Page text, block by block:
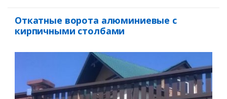
Откатные ворота алюминиевые с
кирпичными столбами